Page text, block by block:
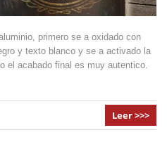
primero se a oxidado con
y texto blanco y se a activado la
el acabado final es muy autentico.
Leer >>>